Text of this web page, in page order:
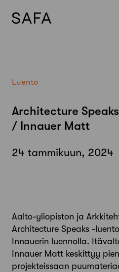
Luento
Architecture
/ Innauer Matt
24 tammikuun, 2024
Aalto-yliopiston ja
Architecture Speaks -
Innauerin luennolla.
Innauer Matt keskittyy
projekteissaan